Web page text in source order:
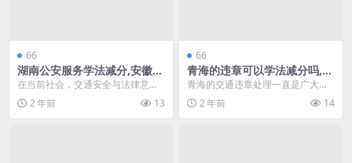
66
湖南公安服务学法减分,安徽省
12122学法减分(湖南省12123
学法减分题库)
在当前社会，交通安全与法律意识
的提升显得尤为重要。湖南公安服
务学法减分和安徽省1...
2 年前 13
66
青海的违章可以学法减分吗,学
法减分20道题模拟考试多选题
(青海的违章可以网上缴费吗)
青海的交通违章处理一直是广大驾
驶员关注的话题。随着法律法规的
不断更新，很多人想了...
2 年前 14